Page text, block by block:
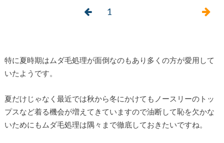
1
特に夏時期はムダ毛処理が面倒なのもあり多くの方が愛用して
いたようです。
夏だけじゃなく最近では秋から冬にかけてもノースリーのトッ
プスなど着る機会が増えてきていますので油断して恥を欠かな
いためにもムダ毛処理は隅々まで徹底しておきたいですね。